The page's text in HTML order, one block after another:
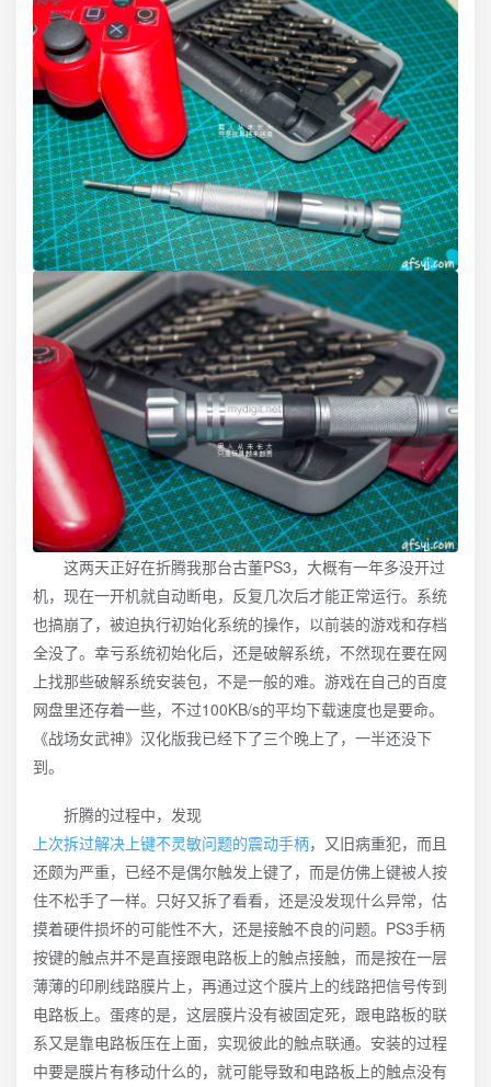
这两天正好在折腾我那台古董PS3，大概有一年多没开过
机，现在一开机就自动断电，反复几次后才能正常运行。系统
也搞崩了，被迫执行初始化系统的操作，以前装的游戏和存档
全没了。幸亏系统初始化后，还是破解系统，不然现在要在网
上找那些破解系统安装包，不是一般的难。游戏在自己的百度
网盘里还存着一些，不过100KB/s的平均下载速度也是要命。
《战场女武神》汉化版我已经下了三个晚上了，一半还没下
到。
折腾的过程中，发现
上次拆过解决上键不灵敏问题的震动手柄，又旧病重犯，而且
还颇为严重，已经不是偶尔触发上键了，而是仿佛上键被人按
住不松手了一样。只好又拆了看看，还是没发现什么异常，估
摸着硬件损坏的可能性不大，还是接触不良的问题。PS3手柄
按键的触点并不是直接跟电路板上的触点接触，而是按在一层
薄薄的印刷线路膜片上，再通过这个膜片上的线路把信号传到
电路板上。蛋疼的是，这层膜片没有被固定死，跟电路板的联
系又是靠电路板压在上面，实现彼此的触点联通。安装的过程
中要是膜片有移动什么的，就可能导致和电路板上的触点没有